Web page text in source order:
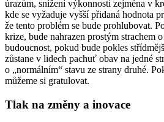
úrazům, snížení výkonnosti zejména v
kde se vyžaduje vyšší přidaná hodnota
že tento problém se bude prohlubovat.
krize, bude nahrazen prostým strachem
budoucnost, pokud bude pokles
zůstane v lidech pachuť obav na jedné
o „normálním“ stavu ze strany druhé.
můžeme si gratulovat.
Tlak na změny a inovace